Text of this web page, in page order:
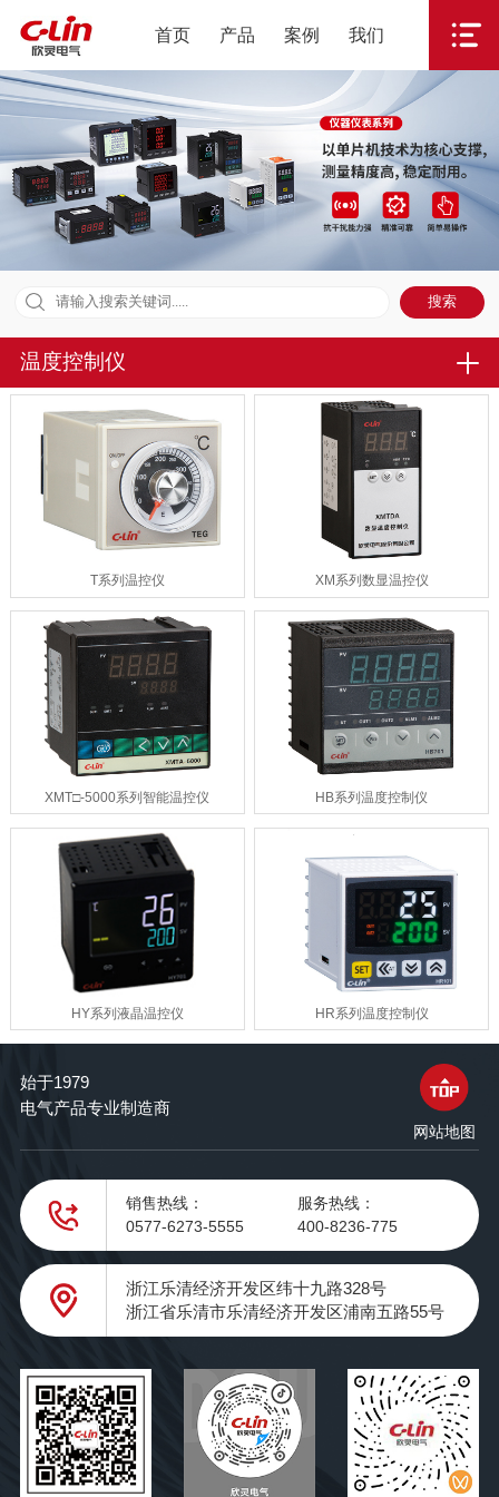
首页 产品 案例 我们
温度控制仪
T系列温控仪 XM系列数显温控仪
XMT□-5000系列智能温控仪 HB系列温度控制仪
HY系列液晶温控仪 HR系列温度控制仪
始于1979
电气产品专业制造商
网站地图
销售热线：
0577-6273-5555
服务热线：
400-8236-775
浙江乐清经济开发区纬十九路328号
浙江省乐清市乐清经济开发区浦南五路55号